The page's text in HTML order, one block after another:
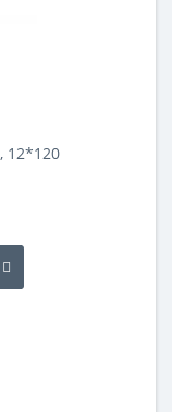
12*120